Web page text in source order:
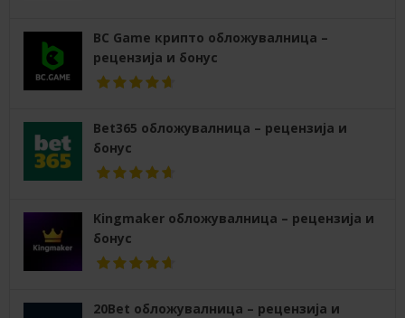
BC Game крипто обложувалница –
рецензија и бонус
Bet365 обложувалница – рецензија и
бонус
Kingmaker обложувалница – рецензија и
бонус
20Bet обложувалница – рецензија и